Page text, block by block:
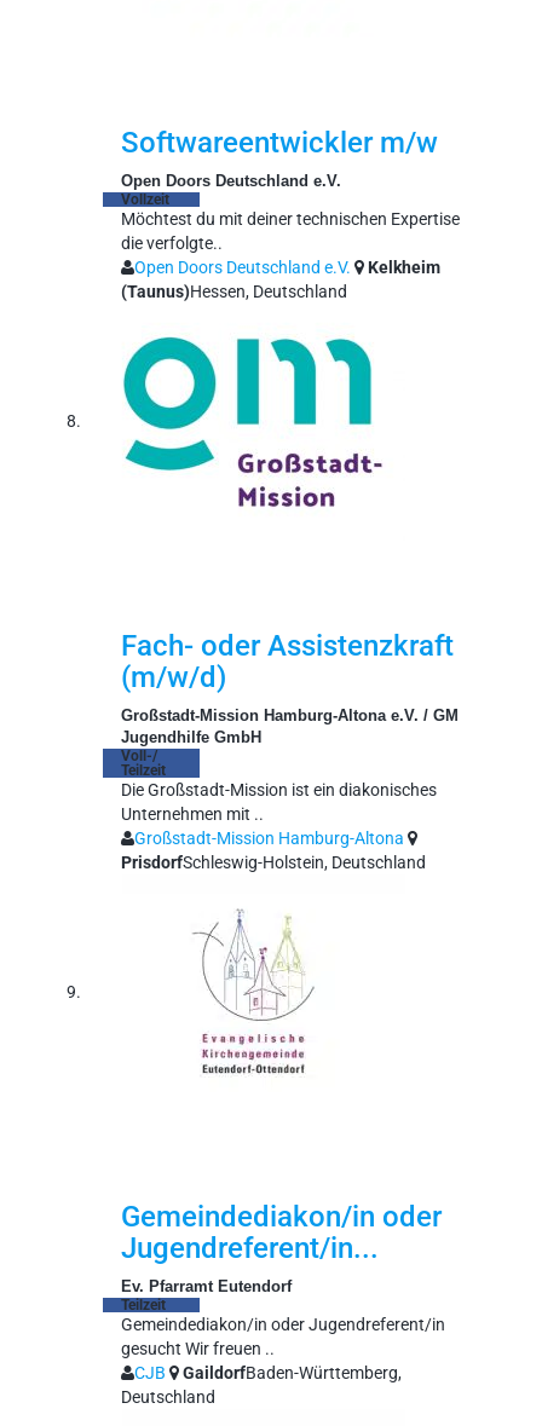
Softwareentwickler m/w
Open Doors Deutschland e.V.
Vollzeit
Möchtest du mit deiner technischen Expertise
die verfolgte..
Open Doors Deutschland e.V.
Kelkheim
(Taunus)Hessen, Deutschland
Fach- oder Assistenzkraft
(m/w/d)
Großstadt-Mission Hamburg-Altona e.V. / GM
Jugendhilfe GmbH
Voll-/
Teilzeit
Die Großstadt-Mission ist ein diakonisches
Unternehmen mit ..
Großstadt-Mission Hamburg-Altona
PrisdorfSchleswig-Holstein, Deutschland
Gemeindediakon/in oder
Jugendreferent/in...
Ev. Pfarramt Eutendorf
Teilzeit
Gemeindediakon/in oder Jugendreferent/in
gesucht Wir freuen ..
CJB
GaildorfBaden-Württemberg,
Deutschland